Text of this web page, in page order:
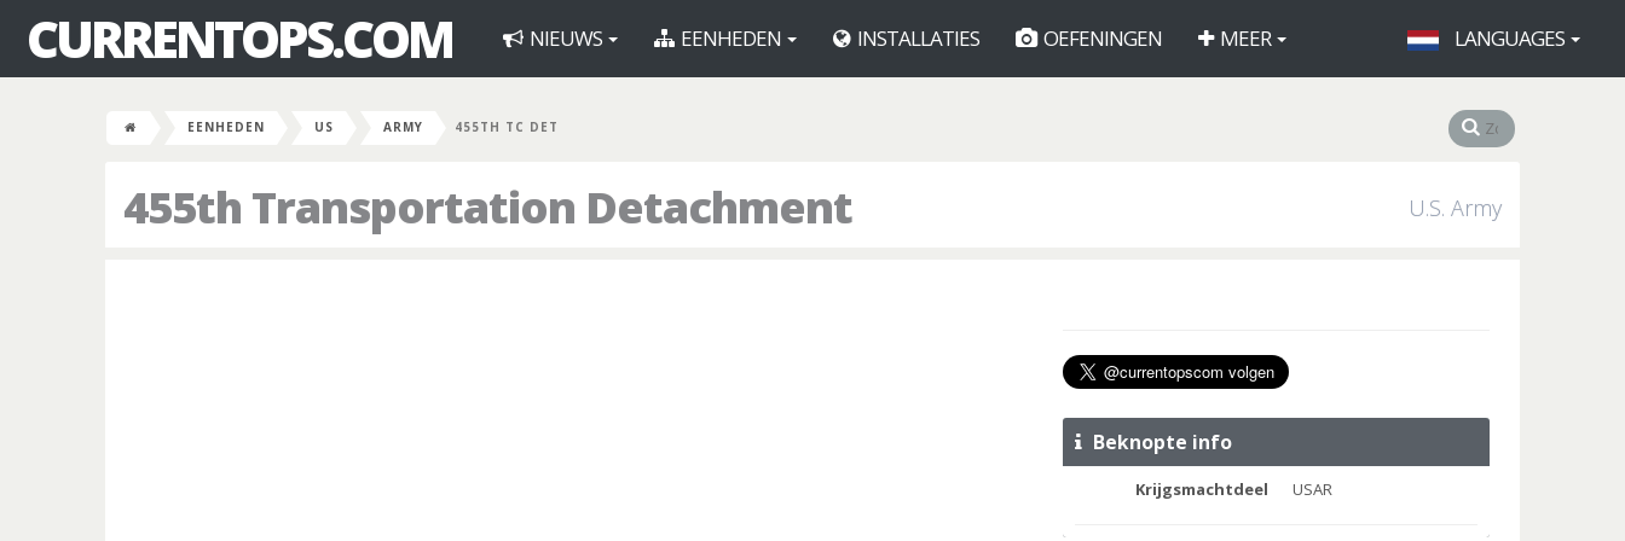
CURRENTOPS.COM NIEUWS EENHEDEN INSTALLATIES OEFENINGEN MEER LANGUAGES
EENHEDEN US ARMY 455TH TC DET
455th Transportation Detachment U.S. Army
Beknopte info
Krijgsmachtdeel USAR